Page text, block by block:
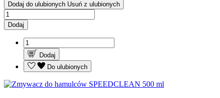
Dodaj do ulubionych Usuń z ulubionych
Dodaj
Dodaj
Do ulubionych